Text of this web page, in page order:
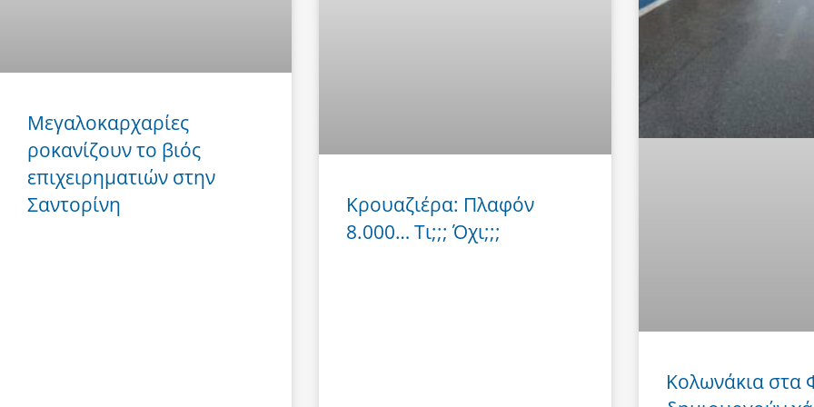
Μεγαλοκαρχαρίες
ροκανίζουν το βιός
επιχειρηματιών στην
Σαντορίνη
Κρουαζιέρα: Πλαφόν
8.000… Τι;;; Όχι;;;
Κολωνάκια στα